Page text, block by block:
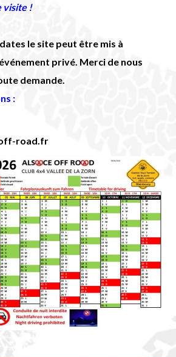
visite !
le site peut être mis à
privé. Merci de nous
demande.
:
road.fr